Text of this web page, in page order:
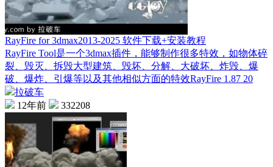
RayFire for 3dmax2013-2025 软件下载+安装教程
RayFire Tool是一个3dmax插件，能够制作很多特效，如物体碎
裂、毁灭、拆毁大型建筑、毁坏、分解、大破坏、炸毁、爆
破、爆炸、引爆等以及其他相似方面的特效RayFire 1.87 20
拉破车
12年前
332208